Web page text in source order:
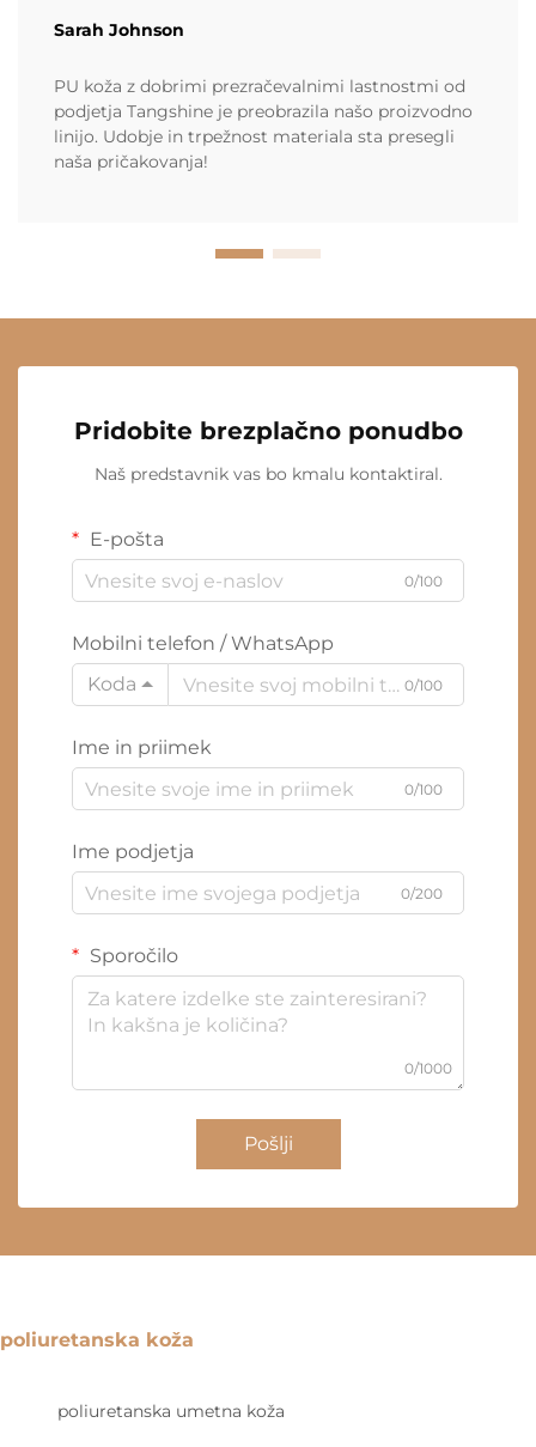
Sarah Johnson
PU koža z dobrimi prezračevalnimi lastnostmi od
podjetja Tangshine je preobrazila našo proizvodno
linijo. Udobje in trpežnost materiala sta presegli
naša pričakovanja!
Pridobite brezplačno ponudbo
Naš predstavnik vas bo kmalu kontaktiral.
E-pošta
0/100
Mobilni telefon / WhatsApp
Koda
0/100
Ime in priimek
0/100
Ime podjetja
0/200
Sporočilo
0/1000
Pošlji
poliuretanska koža
poliuretanska umetna koža